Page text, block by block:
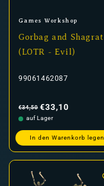
Anbieter:
Games Workshop
Gorbag and Shagrat
(LOTR - Evil)
99061462087
Preis
€34,50 €33,10
auf Lager
In den Warenkorb legen